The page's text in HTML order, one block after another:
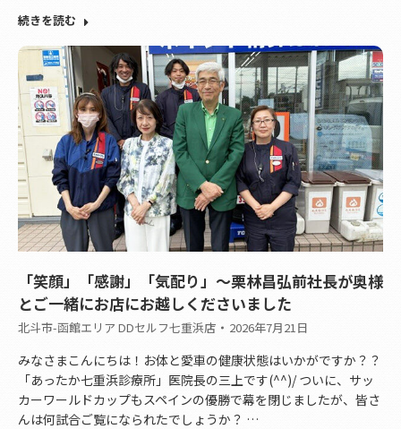
続きを読む
「笑顔」「感謝」「気配り」～栗林昌弘前社長が奥様
とご一緒にお店にお越しくださいました
北斗市-函館エリア DDセルフ七重浜店 2026年7月21日
みなさまこんにちは！お体と愛車の健康状態はいかがですか？？
「あったか七重浜診療所」医院長の三上です(^^)/ ついに、サッ
カーワールドカップもスペインの優勝で幕を閉じましたが、皆さ
んは何試合ご覧になられたでしょうか？ …